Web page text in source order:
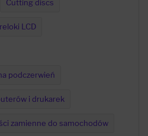
Cutting discs
LCD
podczerwień
i drukarek
zamienne do samochodów